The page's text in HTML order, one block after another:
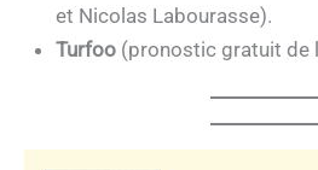
et Nicolas Labourasse).
Turfoo(pronostic gratuit de